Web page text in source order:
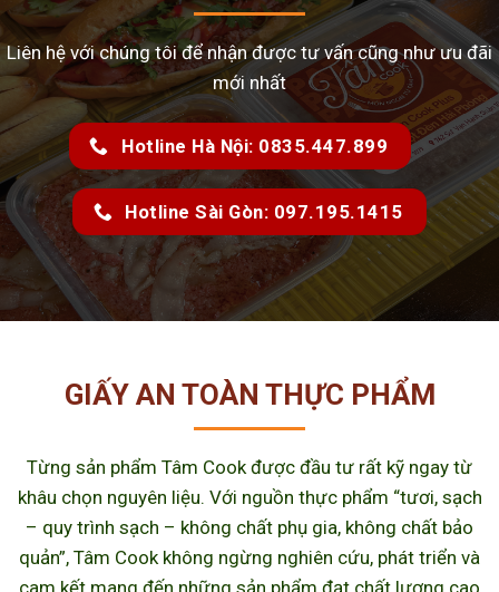
Liên hệ với chúng tôi để nhận được tư vấn cũng như ưu đãi
mới nhất
Hotline Hà Nội: 0835.447.899
Hotline Sài Gòn: 097.195.1415
GIẤY AN TOÀN THỰC PHẨM
Từng sản phẩm Tâm Cook được đầu tư rất kỹ ngay từ
khâu chọn nguyên liệu. Với nguồn thực phẩm “tươi, sạch
– quy trình sạch – không chất phụ gia, không chất bảo
quản”, Tâm Cook không ngừng nghiên cứu, phát triển và